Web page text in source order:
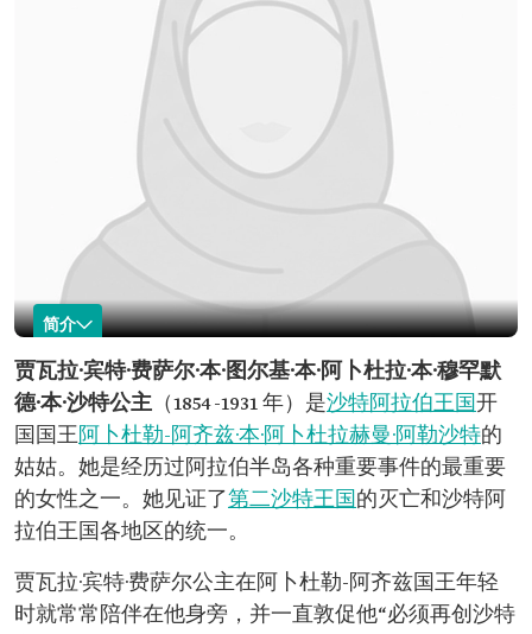
简介
贾瓦拉·宾特·费萨尔·本·图尔基
名称：贾瓦拉·宾
特·费萨尔·本·图
尔基·阿勒沙特。
介绍：沙特阿拉伯王国开国国王阿卜杜勒-阿齐
兹·本·阿卜杜拉赫曼·阿勒沙特的姑姑。
出生时间：1854 年。
逝世时间：1931 年。
经历过的重要事件：
见证了第二沙特王国的灭亡。 见证了沙特阿拉伯
王国各地区的统一。
致力于女性教育。 收集书籍，将其捐赠给渴求知
识的学生，让他们能够从中受益。
贾瓦拉·宾特·费萨尔·本·图尔基·本·阿卜杜拉·本·穆罕默
德·本·沙特公主 （1854-1931 年）是沙特阿拉伯王国开
国国王阿卜杜勒-阿齐兹·本·阿卜杜拉赫曼·阿勒沙特的
姑姑。她是经历过阿拉伯半岛各种重要事件的最重要
的女性之一。她见证了第二沙特王国的灭亡和沙特阿
拉伯王国各地区的统一。
贾瓦拉·宾特·费萨尔公主在阿卜杜勒-阿齐兹国王年轻
时就常常陪伴在他身旁，并一直敦促他“必须再创沙特